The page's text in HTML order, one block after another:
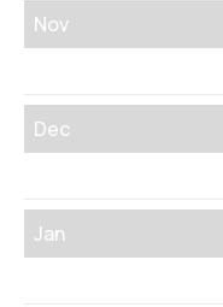
Nov
Dec
Jan